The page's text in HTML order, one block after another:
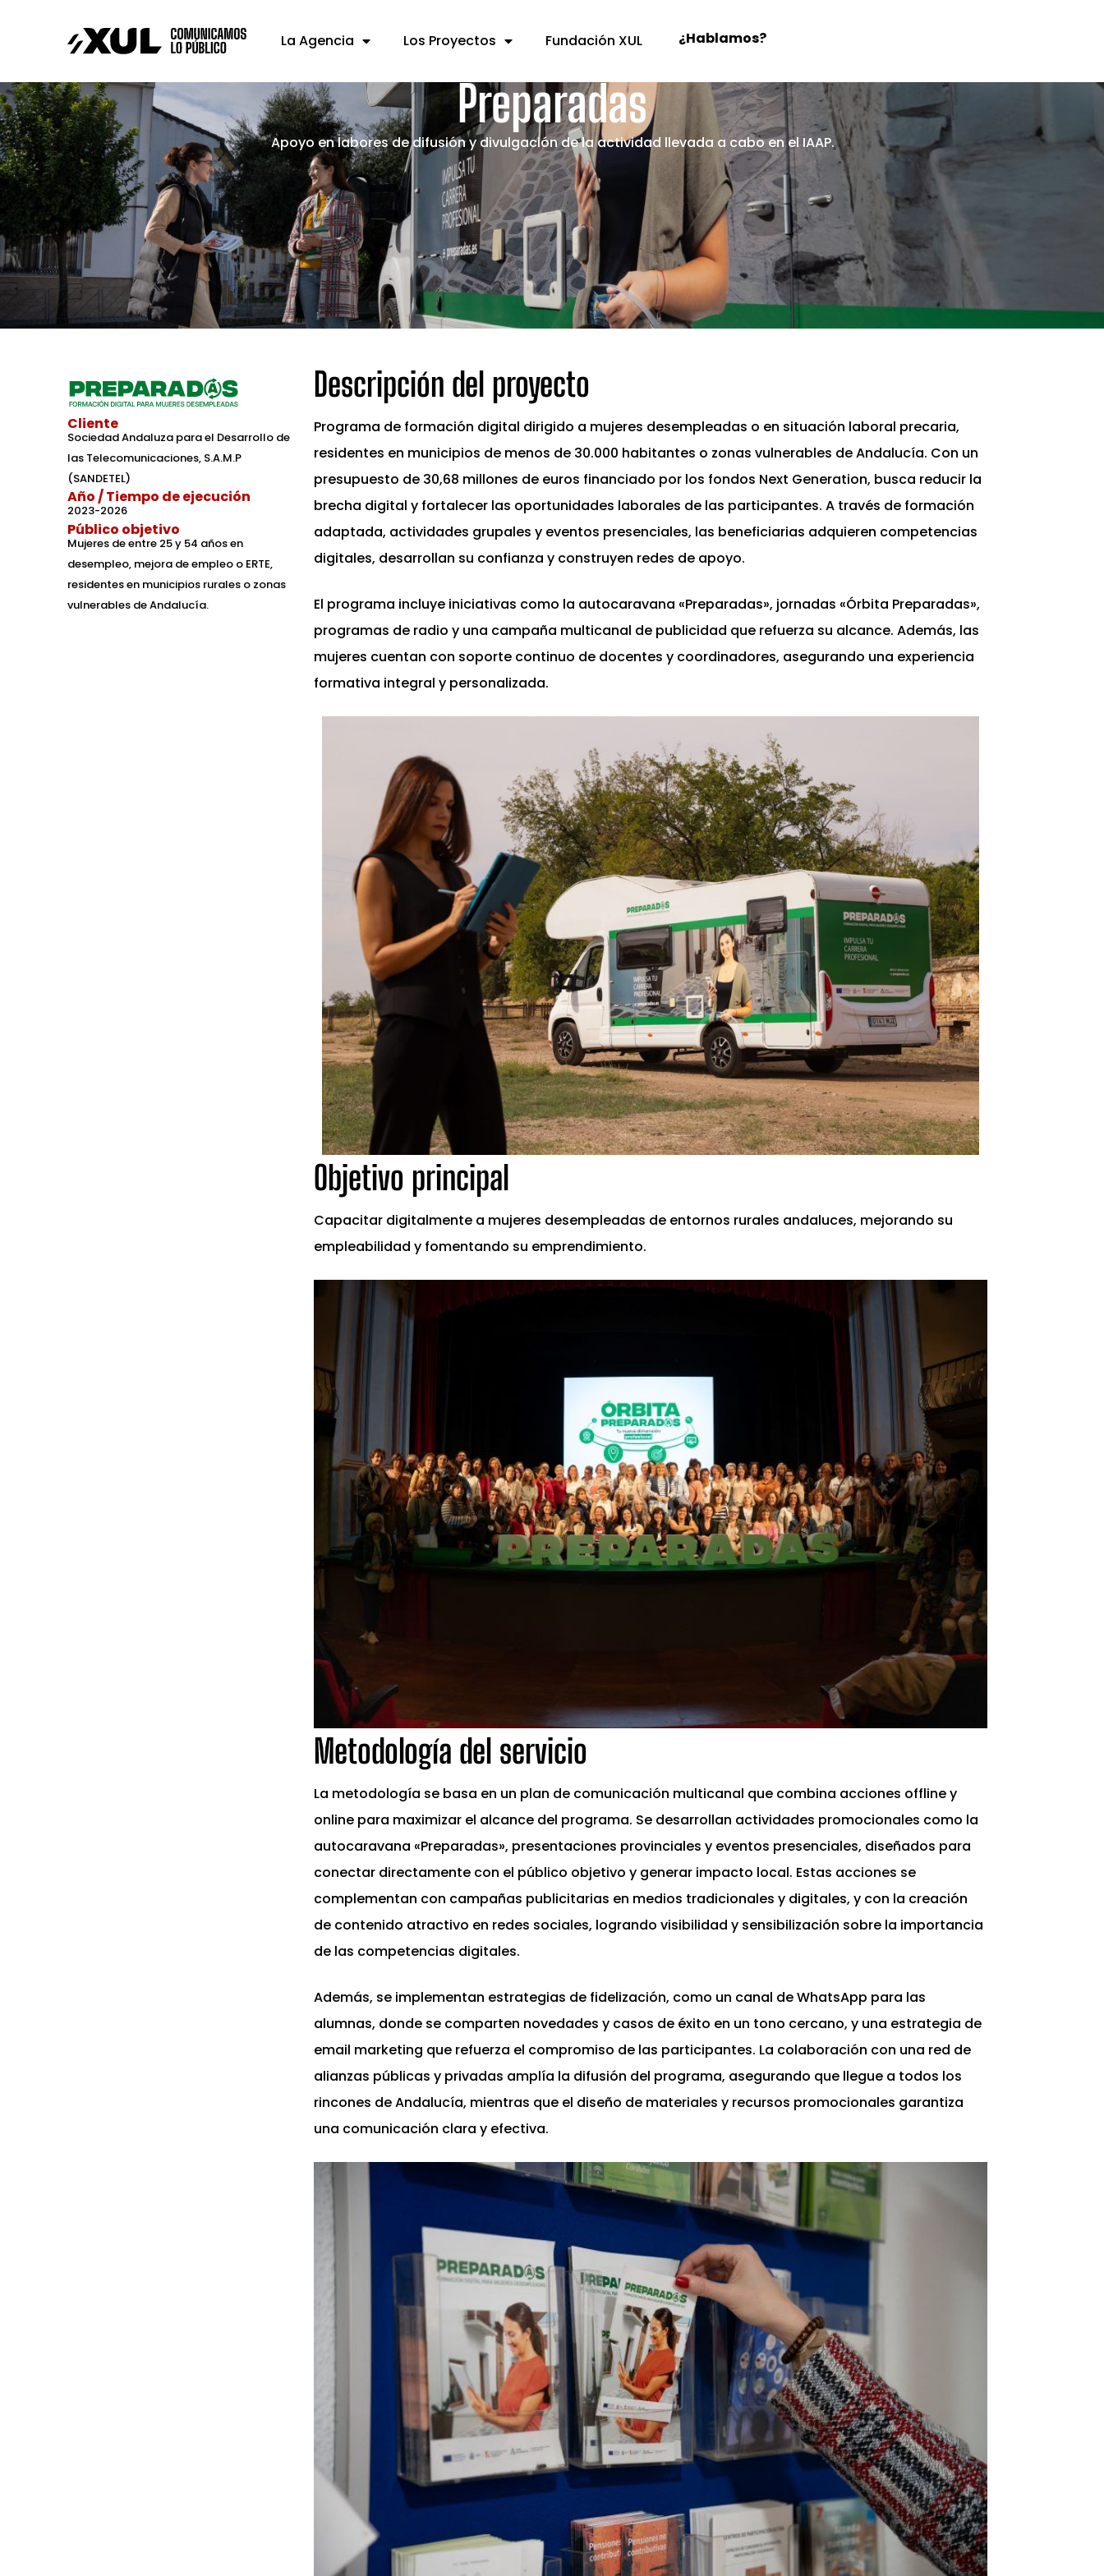
La Agencia Los Proyectos Fundación XUL ¿Hablamos?
Preparadas
Apoyo en labores de difusión y divulgación de la actividad llevada a cabo en el IAAP.
Cliente
Sociedad Andaluza para el Desarrollo de
las Telecomunicaciones, S.A.M.P
(SANDETEL)
Año / Tiempo de ejecución
2023-2026
Público objetivo
Mujeres de entre 25 y 54 años en
desempleo, mejora de empleo o ERTE,
residentes en municipios rurales o zonas
vulnerables de Andalucía.
Descripción del proyecto
Programa de formación digital dirigido a mujeres desempleadas o en situación laboral precaria,
residentes en municipios de menos de 30.000 habitantes o zonas vulnerables de Andalucía. Con un
presupuesto de 30,68 millones de euros financiado por los fondos Next Generation, busca reducir la
brecha digital y fortalecer las oportunidades laborales de las participantes. A través de formación
adaptada, actividades grupales y eventos presenciales, las beneficiarias adquieren competencias
digitales, desarrollan su confianza y construyen redes de apoyo.
El programa incluye iniciativas como la autocaravana «Preparadas», jornadas «Órbita Preparadas»,
programas de radio y una campaña multicanal de publicidad que refuerza su alcance. Además, las
mujeres cuentan con soporte continuo de docentes y coordinadores, asegurando una experiencia
formativa integral y personalizada.
Objetivo principal
Capacitar digitalmente a mujeres desempleadas de entornos rurales andaluces, mejorando su
empleabilidad y fomentando su emprendimiento.
Metodología del servicio
La metodología se basa en un plan de comunicación multicanal que combina acciones offline y
online para maximizar el alcance del programa. Se desarrollan actividades promocionales como la
autocaravana «Preparadas», presentaciones provinciales y eventos presenciales, diseñados para
conectar directamente con el público objetivo y generar impacto local. Estas acciones se
complementan con campañas publicitarias en medios tradicionales y digitales, y con la creación
de contenido atractivo en redes sociales, logrando visibilidad y sensibilización sobre la importancia
de las competencias digitales.
Además, se implementan estrategias de fidelización, como un canal de WhatsApp para las
alumnas, donde se comparten novedades y casos de éxito en un tono cercano, y una estrategia de
email marketing que refuerza el compromiso de las participantes. La colaboración con una red de
alianzas públicas y privadas amplía la difusión del programa, asegurando que llegue a todos los
rincones de Andalucía, mientras que el diseño de materiales y recursos promocionales garantiza
una comunicación clara y efectiva.